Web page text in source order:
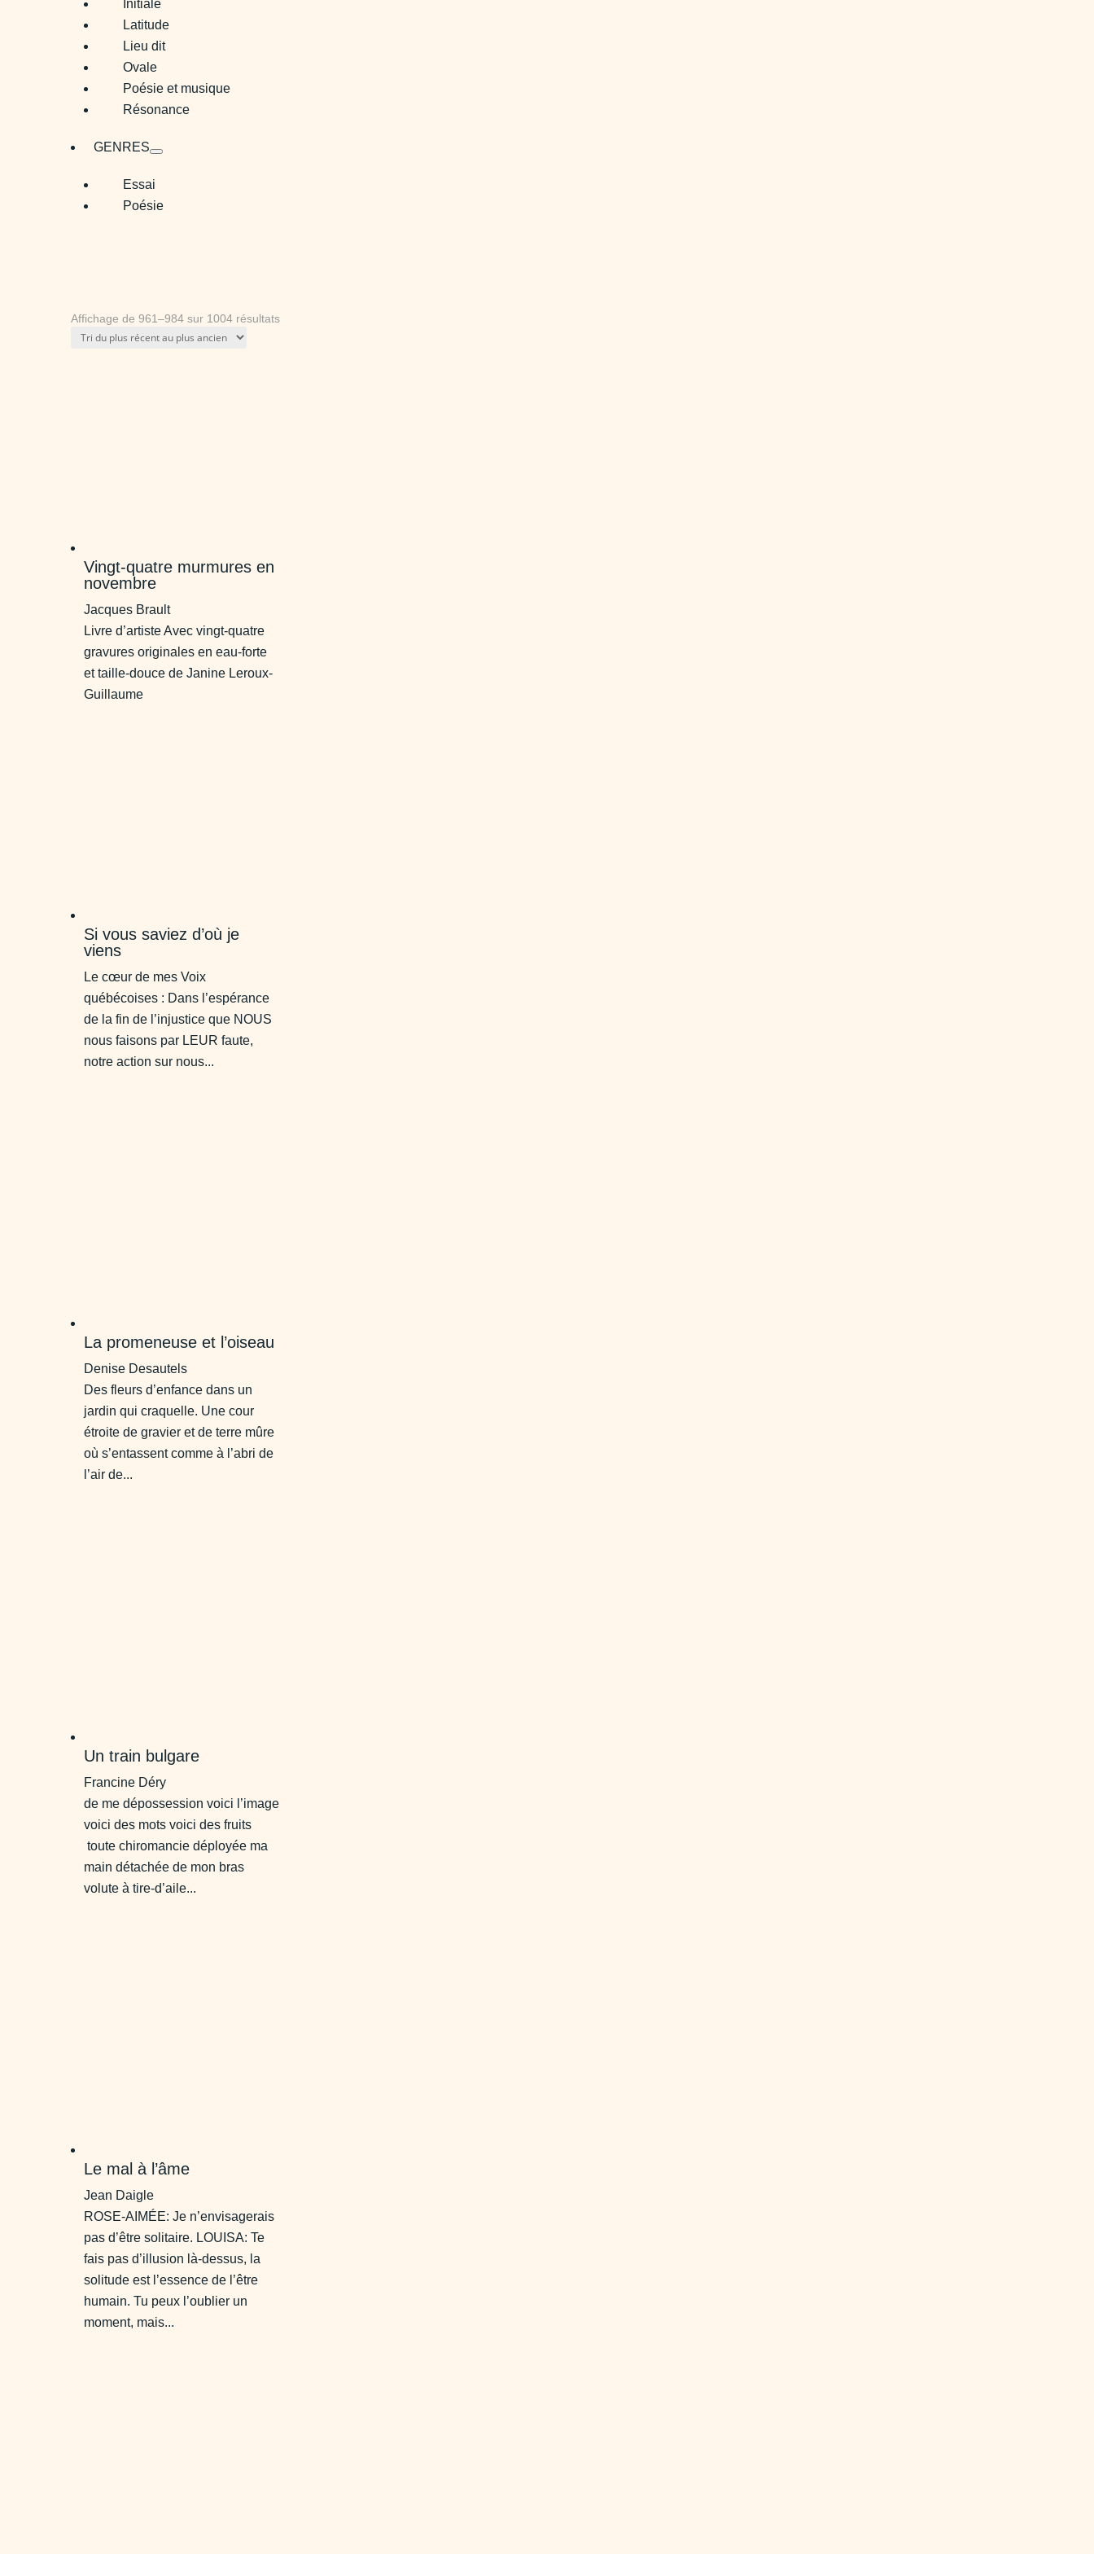
Initiale
Latitude
Lieu dit
Ovale
Poésie et musique
Résonance
GENRES
Essai
Poésie
Affichage de 961–984 sur 1004 résultatsTrié
Vingt-quatre murmures en
novembre
Jacques Brault
Livre d’artiste Avec vingt-quatre
gravures originales en eau-forte
et taille-douce de Janine Leroux-
Guillaume
Si vous saviez d’où je
viens
Le cœur de mes Voix
québécoises : Dans l’espérance
de la fin de l’injustice que NOUS
nous faisons par LEUR faute,
notre action sur nous...
La promeneuse et l’oiseau
Denise Desautels
Des fleurs d’enfance dans un
jardin qui craquelle. Une cour
étroite de gravier et de terre mûre
où s’entassent comme à l’abri de
l’air de...
Un train bulgare
Francine Déry
de me dépossession voici l’image
voici des mots voici des fruits
toute chiromancie déployée ma
main détachée de mon bras
volute à tire-d’aile...
Le mal à l’âme
Jean Daigle
ROSE-AIMÉE: Je n’envisagerais
pas d’être solitaire. LOUISA: Te
fais pas d’illusion là-dessus, la
solitude est l’essence de l’être
humain. Tu peux l’oublier un
moment, mais...